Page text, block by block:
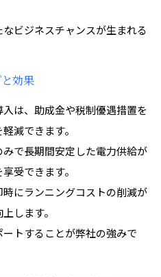
ビジネスチャンスが生まれる
効果
は、助成金や税制優遇措置を
減できます。
で長期間安定した電力供給が
受できます。
にランニングコストの削減が
します。
トすることが弊社の強みで